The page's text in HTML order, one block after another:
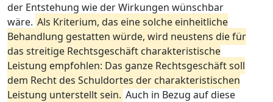
der Entstehung wie der Wirkungen wünschbar
wäre. Als Kriterium, das eine solche einheitliche
Behandlung gestatten würde, wird neustens die für
das streitige Rechtsgeschäft charakteristische
Leistung empfohlen: Das ganze Rechtsgeschäft soll
dem Recht des Schuldortes der charakteristischen
Leistung unterstellt sein. Auch in Bezug auf diese